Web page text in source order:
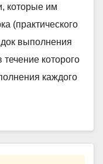
которые им
(практического
выполнения
которого
каждого